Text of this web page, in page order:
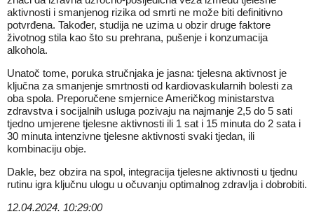
aktivnosti i smanjenog rizika od smrti ne može biti definitivno
potvrđena. Također, studija ne uzima u obzir druge faktore
životnog stila kao što su prehrana, pušenje i konzumacija
alkohola.
Unatoč tome, poruka stručnjaka je jasna: tjelesna aktivnost je
ključna za smanjenje smrtnosti od kardiovaskularnih bolesti za
oba spola. Preporučene smjernice Američkog ministarstva
zdravstva i socijalnih usluga pozivaju na najmanje 2,5 do 5 sati
tjedno umjerene tjelesne aktivnosti ili 1 sat i 15 minuta do 2 sata i
30 minuta intenzivne tjelesne aktivnosti svaki tjedan, ili
kombinaciju obje.
Dakle, bez obzira na spol, integracija tjelesne aktivnosti u tjednu
rutinu igra ključnu ulogu u očuvanju optimalnog zdravlja i dobrobiti.
12.04.2024. 10:29:00